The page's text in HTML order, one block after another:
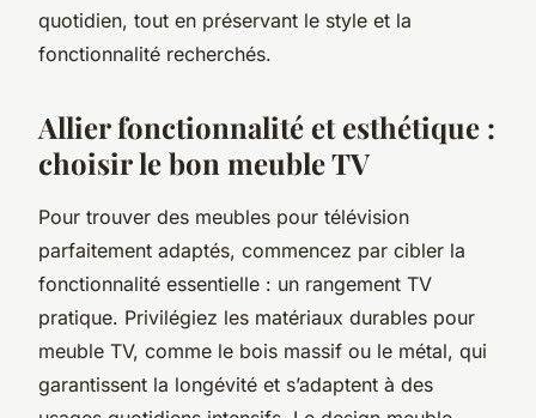
quotidien, tout en préservant le style et la
fonctionnalité recherchés.
Allier fonctionnalité et esthétique :
choisir le bon meuble TV
Pour trouver des meubles pour télévision
parfaitement adaptés, commencez par cibler la
fonctionnalité essentielle : un rangement TV
pratique. Privilégiez les matériaux durables pour
meuble TV, comme le bois massif ou le métal, qui
garantissent la longévité et s’adaptent à des